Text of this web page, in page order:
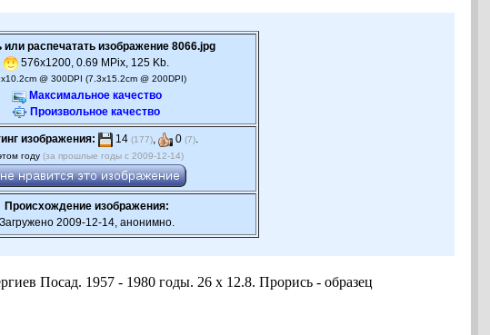
или распечатать изображение 8066.jpg
576x1200, 0.69 MPix, 125 Kb.
@ 300DPI (7.3x15.2cm @ 200DPI)
Максимальное качество
Произвольное качество
изображения: 14 (177), 0 (7).
году (за прошлые годы с 2009-12-14)
Происхождение изображения:
Загружено 2009-12-14, анонимно.
Посад. 1957 - 1980 годы. 26 х 12.8. Прорись - образец